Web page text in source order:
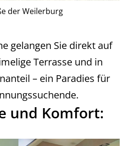
der Weilerburg
gelangen Sie direkt auf
Terrasse und in
– ein Paradies für
und Komfort: